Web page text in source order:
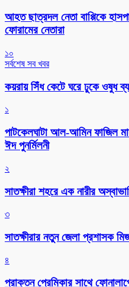
আহত ছাত্রদল নেতা বাপ্পিকে
ফোরামের নেতারা
১০
সর্বশেষ সব খবর
কয়রায় সিঁধ কেটে ঘরে ঢুকে ওষুধ
১
পাটকেলঘাটা আল-আমিন ফাজিল
ঈদ পুনর্মিলনী
২
সাতক্ষীরা শহরে এক নারীর
৩
সাতক্ষীরার নতুন জেলা প্রশাসক
৪
প্রাক্তন প্রেমিকার সাথে